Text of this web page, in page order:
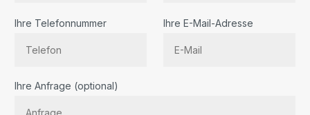
Ihre Telefonnummer Ihre E-Mail-Adresse
Ihre Anfrage (optional)